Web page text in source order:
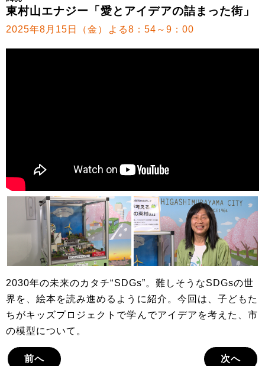
東村山エナジー「愛とアイデアの詰まった街」
2025年8月15日（金）よる8：54～9：00
2030年の未来のカタチ“SDGs”。難しそうなSDGsの世
界を、絵本を読み進めるように紹介。今回は、子どもた
ちがキッズプロジェクトで学んでアイデアを考えた、市
の模型について。
前へ 次へ